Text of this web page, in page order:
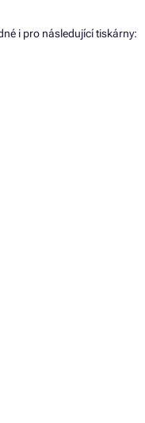
i pro následující tiskárny: